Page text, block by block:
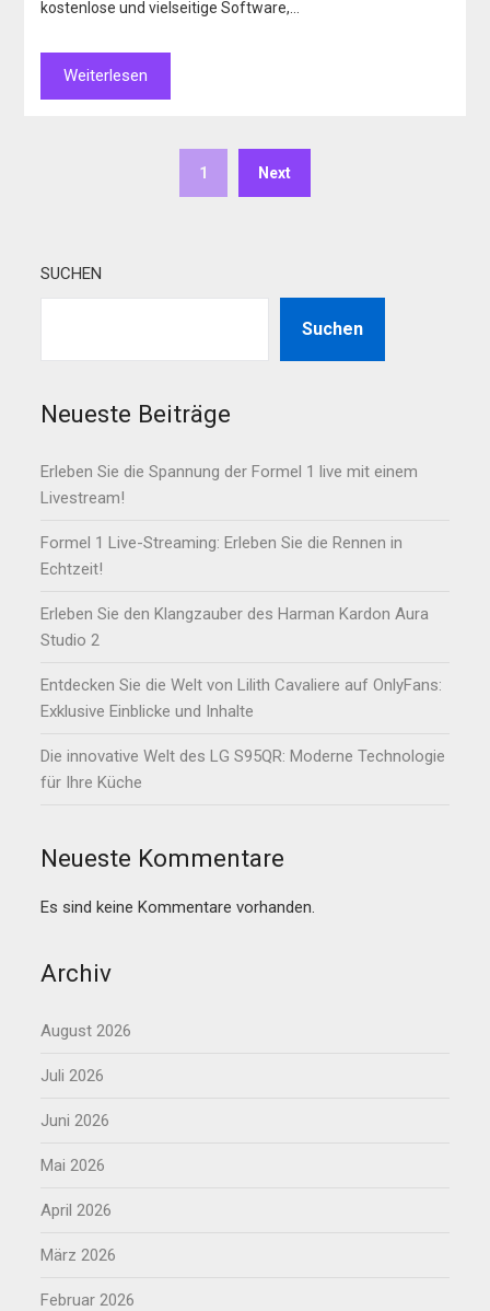
kostenlose und vielseitige Software,…
Weiterlesen
1 Next
SUCHEN
Suchen
Neueste Beiträge
Erleben Sie die Spannung der Formel 1 live mit einem
Livestream!
Formel 1 Live-Streaming: Erleben Sie die Rennen in
Echtzeit!
Erleben Sie den Klangzauber des Harman Kardon Aura
Studio 2
Entdecken Sie die Welt von Lilith Cavaliere auf OnlyFans:
Exklusive Einblicke und Inhalte
Die innovative Welt des LG S95QR: Moderne Technologie
für Ihre Küche
Neueste Kommentare
Es sind keine Kommentare vorhanden.
Archiv
August 2026
Juli 2026
Juni 2026
Mai 2026
April 2026
März 2026
Februar 2026